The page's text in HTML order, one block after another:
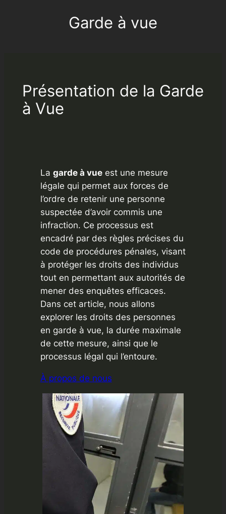
Garde à vue
Présentation de la Garde
à Vue
La garde à vueest une mesure
légale qui permet aux forces de
l’ordre de retenir une personne
suspectée d’avoir commis une
infraction. Ce processus est
encadré par des règles précises du
code de procédures pénales, visant
à protéger les droits des individus
tout en permettant aux autorités de
mener des enquêtes efficaces.
Dans cet article, nous allons
explorer les droits des personnes
en garde à vue, la durée maximale
de cette mesure, ainsi que le
processus légal qui l’entoure.
À propos de nous